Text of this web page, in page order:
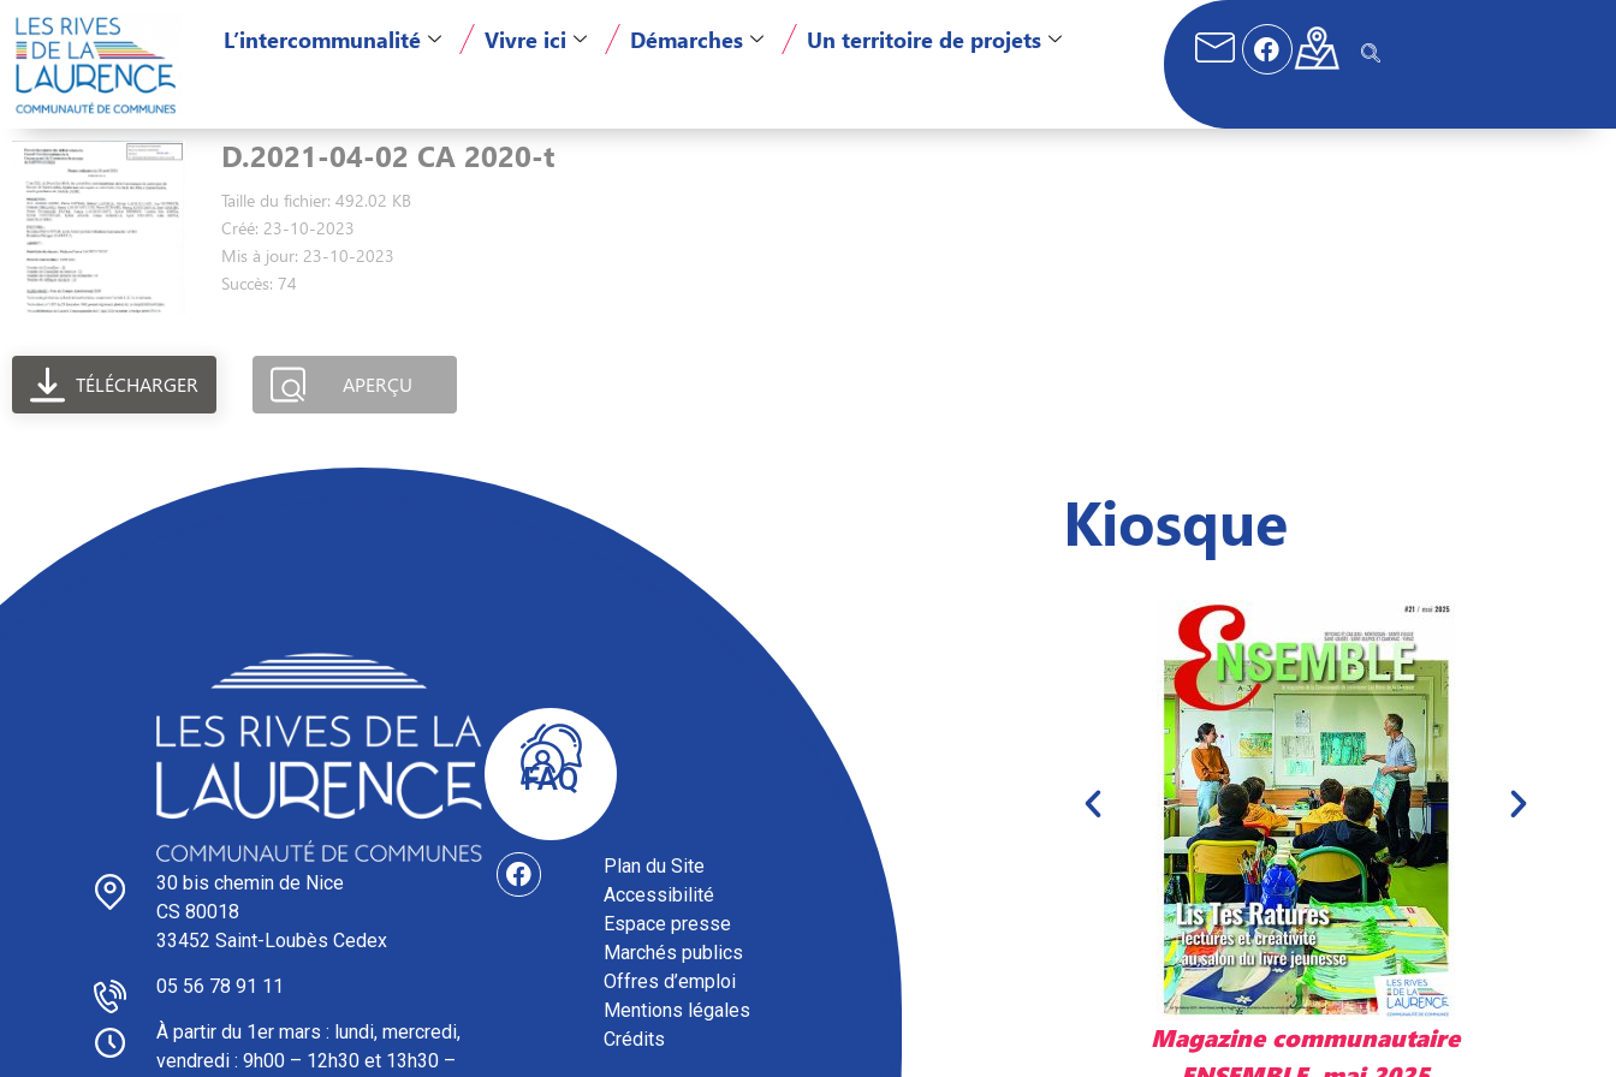
L’intercommunalité Vivre ici Démarches Un territoire de projets
D.2021-04-02 CA 2020-t
Taille du fichier: 492.02 KB
Créé: 23-10-2023
Mis à jour: 23-10-2023
Succès: 74
TÉLÉCHARGER APERÇU
30 bis chemin de Nice
CS 80018
33452 Saint-Loubès Cedex
05 56 78 91 11
À partir du 1er mars : l undi, mercredi,
vendredi : 9h00 – 12h30 et 13h30 –
FAQ
Plan du Site
Accessibilité
Espace presse
Marchés publics
Offres d’emploi
Mentions légales
Crédits
Kiosque
Magazine communautaire